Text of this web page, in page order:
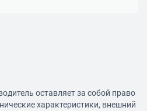
оставляет за собой право
характеристики, внешний